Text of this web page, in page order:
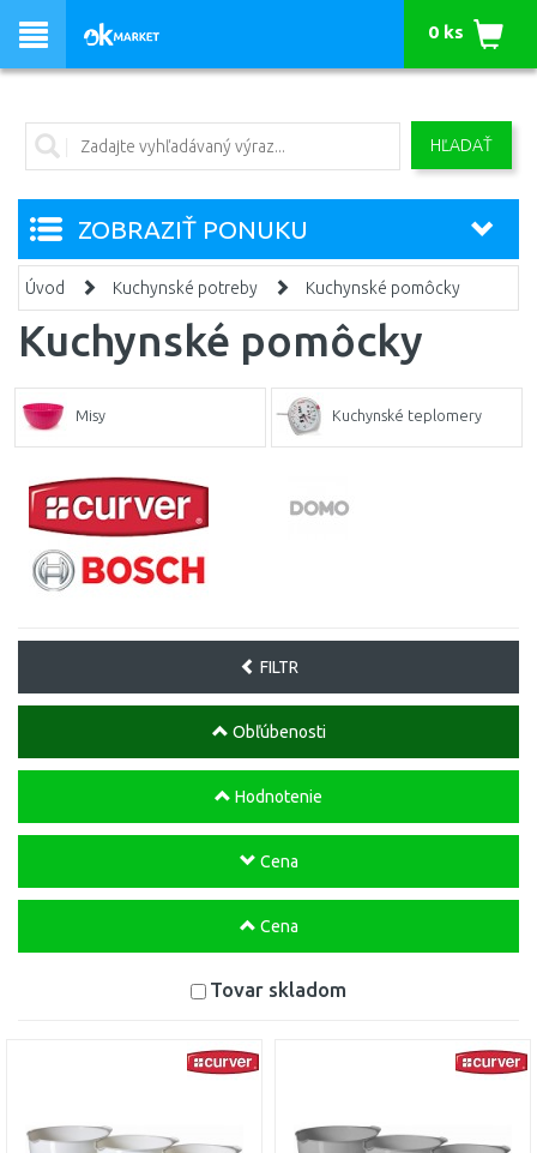
HĽADAŤ
0 ks
ZOBRAZIŤ PONUKU
Úvod Kuchynské potreby Kuchynské pomôcky
Kuchynské pomôcky
Misy Kuchynské teplomery
FILTR
Obľúbenosti
Hodnotenie
Cena
Cena
Tovar skladom